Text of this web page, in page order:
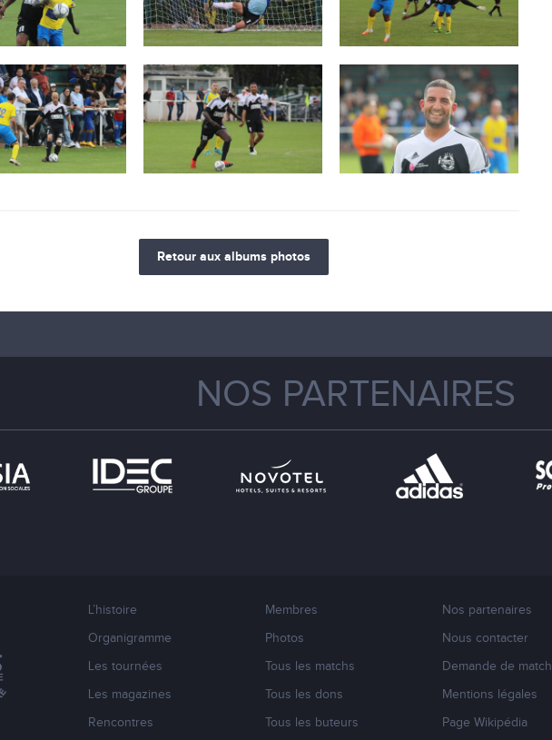
Retour aux albums photos
NOS PARTENAIRES
L’histoire
Organigramme
Les tournées
Les magazines
Rencontres
Membres
Photos
Tous les matchs
Tous les dons
Tous les buteurs
Nos partenaires
Nous contacter
Demande de match
Mentions légales
Page Wikipédia